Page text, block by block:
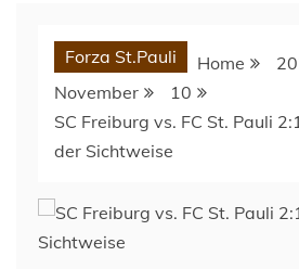
Forza St.Pauli Home
November
10
SC Freiburg vs. FC St. Pauli
der Sichtweise